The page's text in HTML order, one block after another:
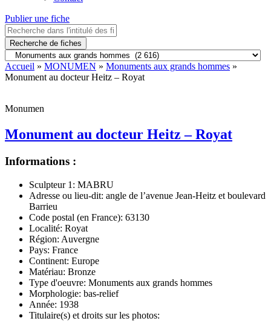
Publier une fiche
Recherche de fiches
Accueil » MONUMEN » Monuments aux grands hommes »
Monument au docteur Heitz – Royat
Monumen
Monument au docteur Heitz – Royat
Informations :
Sculpteur 1: MABRU
Adresse ou lieu-dit: angle de l’avenue Jean-Heitz et boulevard
Barrieu
Code postal (en France): 63130
Localité: Royat
Région: Auvergne
Pays: France
Continent: Europe
Matériau: Bronze
Type d'oeuvre: Monuments aux grands hommes
Morphologie: bas-relief
Année: 1938
Titulaire(s) et droits sur les photos: